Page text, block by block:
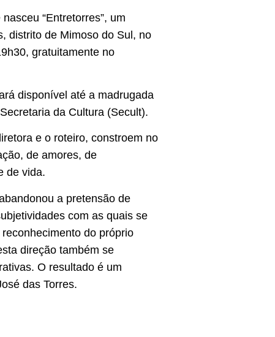
“Entretorres”, um
distrito de Mimoso do Sul, no
gratuitamente no
disponível até a madrugada
da Cultura (Secult).
e o roteiro, constroem no
de amores, de
de vida.
a pretensão de
com as quais se
do próprio
direção também se
O resultado é um
das Torres.